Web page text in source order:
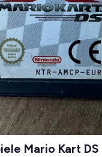
Mario Kart DS